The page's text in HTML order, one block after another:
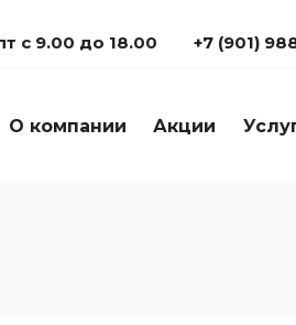
с 9.00 до 18.00 +7 (901)
О компании Акции